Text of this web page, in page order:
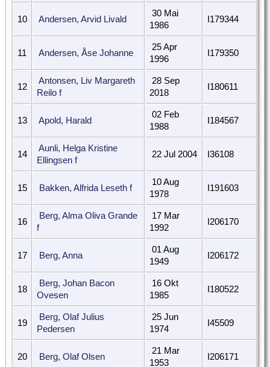
10 Andersen, Arvid Livald
30 Mai
1986
I179344
11 Andersen, Åse Johanne
25 Apr
1996
I179350
12
Antonsen, Liv Margareth
Reilo f
28 Sep
2018
I180611
13 Apold, Harald
02 Feb
1988
I184567
14
Aunli, Helga Kristine
Ellingsen f
22 Jul 2004 I36108
15 Bakken, Alfrida Leseth f
10 Aug
1978
I191603
16
Berg, Alma Oliva Grande
f
17 Mar
1992
I206170
17 Berg, Anna
01 Aug
1949
I206172
18
Berg, Johan Bacon
Ovesen
16 Okt
1985
I180522
19
Berg, Olaf Julius
Pedersen
25 Jun
1974
I45509
20 Berg, Olaf Olsen
21 Mar
1953
I206171